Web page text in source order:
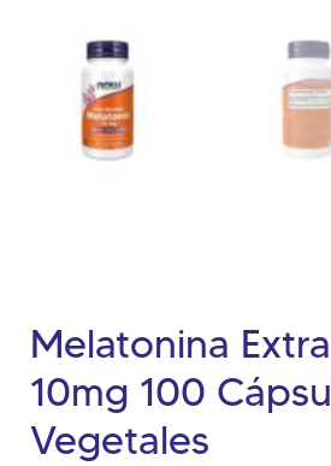
Melatonina
10mg 100
Vegetales